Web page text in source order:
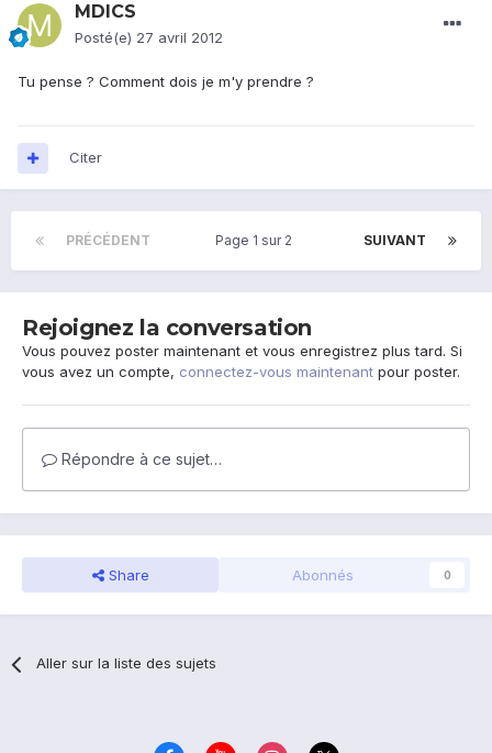
MDICS
Posté(e) 27 avril 2012
Tu pense ? Comment dois je m'y prendre ?
Citer
PRÉCÉDENT SUIVANT
Page 1 sur 2
Rejoignez la conversation
Vous pouvez poster maintenant et vous enregistrez plus tard. Si
vous avez un compte, connectez-vous maintenant pour poster.
Répondre à ce sujet…
Share Abonnés 0
Aller sur la liste des sujets